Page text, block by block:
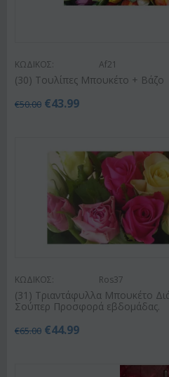
ΚΩΔΙΚΟΣ: Af21
(30) Τουλίπες Μπουκέτο + Βάζο
€50.00 €43.99
ΚΩΔΙΚΟΣ: Ros37
(31) Τριαντάφυλλα Μπουκέτο
Σούπερ Προσφορά εβδομάδας.
€65.00 €44.99